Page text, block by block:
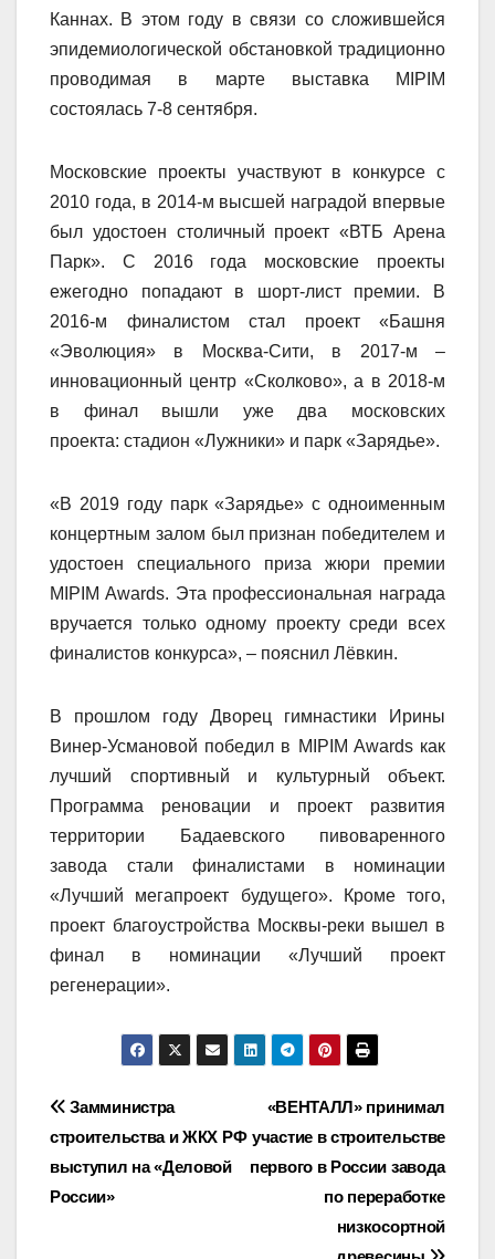
Каннах. В этом году в связи со сложившейся
эпидемиологической обстановкой традиционно
проводимая в марте выставка MIPIM
состоялась 7-8 сентября.
Московские проекты участвуют в конкурсе с
2010 года, в 2014-м высшей наградой впервые
был удостоен столичный проект «ВТБ Арена
Парк». С 2016 года московские проекты
ежегодно попадают в шорт-лист премии. В
2016-м финалистом стал проект «Башня
«Эволюция» в Москва-Сити, в 2017-м –
инновационный центр «Сколково», а в 2018-м
в финал вышли уже два московских
проекта: стадион «Лужники» и парк «Зарядье».
«В 2019 году парк «Зарядье» с одноименным
концертным залом был признан победителем и
удостоен специального приза жюри премии
MIPIM Awards. Эта профессиональная награда
вручается только одному проекту среди всех
финалистов конкурса», – пояснил Лёвкин.
В прошлом году Дворец гимнастики Ирины
Винер-Усмановой победил в MIPIM Awards как
лучший спортивный и культурный объект.
Программа реновации и проект развития
территории Бадаевского пивоваренного
завода стали финалистами в номинации
«Лучший мегапроект будущего». Кроме того,
проект благоустройства Москвы-реки вышел в
финал в номинации «Лучший проект
регенерации».
Навигация
по
записям
«ВЕНТАЛЛ» принимал
участие в строительстве
первого в России завода
по переработке
низкосортной
Замминистра
строительства и ЖКХ РФ
выступил на «Деловой
России»